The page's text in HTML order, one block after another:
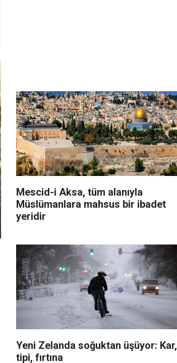
Mescid-i Aksa, tüm alanıyla
Müslümanlara mahsus bir ibadet
yeridir
Yeni Zelanda soğuktan üşüyor: Kar,
tipi, fırtına